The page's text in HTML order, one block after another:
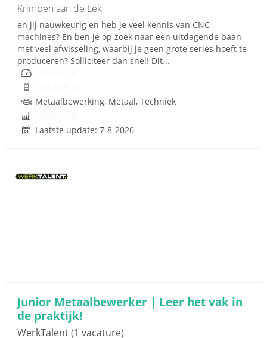
Krimpen aan de Lek
en jij nauwkeurig en heb je veel kennis van CNC
machines? En ben je op zoek naar een uitdagende baan
met veel afwisseling, waarbij je geen grote series hoeft te
produceren? Solliciteer dan snel! Dit...
Metaalbewerking, Metaal, Techniek
Laatste update: 7-8-2026
Junior Metaalbewerker | Leer het vak in
de praktijk!
WerkTalent(1 vacature)